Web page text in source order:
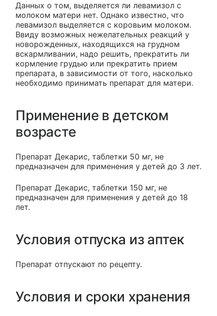
Данных о том, выделяется ли левамизол с
молоком матери нет. Однако известно, что
левамизол выделяется с коровьим молоком.
Ввиду возможных нежелательных реакций у
новорожденных, находящихся на грудном
вскармливании, надо решить, прекратить ли
кормление грудью или прекратить прием
препарата, в зависимости от того, насколько
необходимо принимать препарат для матери.
Применение в детском
возрасте
Препарат Декарис, таблетки 50 мг, не
предназначен для применения у детей до 3 лет.
Препарат Декарис, таблетки 150 мг, не
предназначен для применения у детей до 18
лет.
Условия отпуска из аптек
Препарат отпускают по рецепту.
Условия и сроки хранения